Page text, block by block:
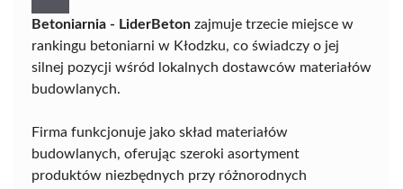
Betoniarnia - LiderBeton zajmuje trzecie miejsce w
rankingu betoniarni w Kłodzku, co świadczy o jej
silnej pozycji wśród lokalnych dostawców materiałów
budowlanych.
Firma funkcjonuje jako skład materiałów
budowlanych, oferując szeroki asortyment
produktów niezbędnych przy różnorodnych